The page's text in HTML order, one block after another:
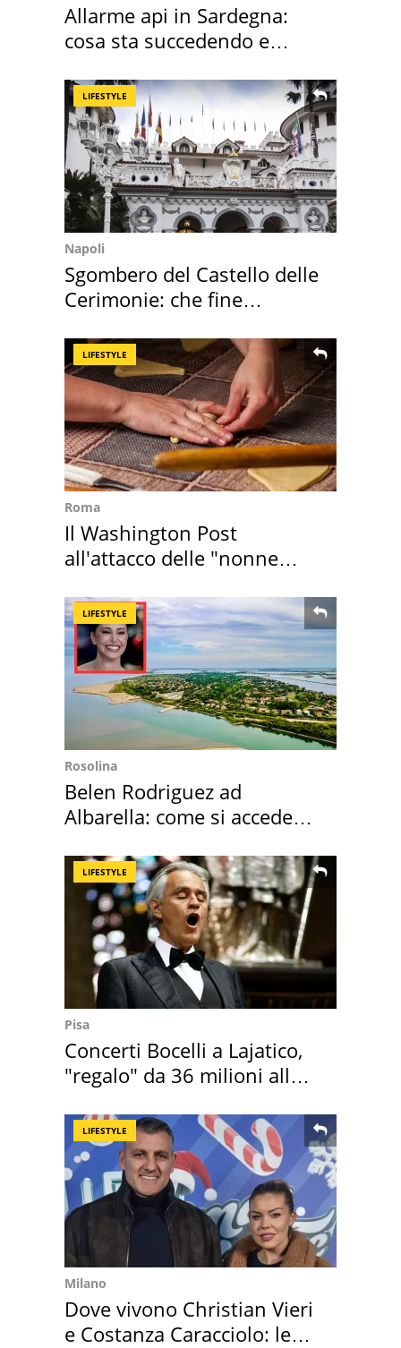
Allarme api in Sardegna:
cosa sta succedendo e
LIFESTYLE
Napoli
Sgombero del Castello delle
Cerimonie: che fine
LIFESTYLE
Roma
Il Washington Post
all'attacco delle "nonne
LIFESTYLE
Rosolina
Belen Rodriguez ad
Albarella: come si accede
LIFESTYLE
Pisa
Concerti Bocelli a Lajatico,
"regalo" da 36 milioni alla
LIFESTYLE
Milano
Dove vivono Christian Vieri
e Costanza Caracciolo: le